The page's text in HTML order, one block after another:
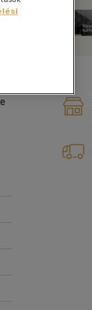
Vallás, mitológia